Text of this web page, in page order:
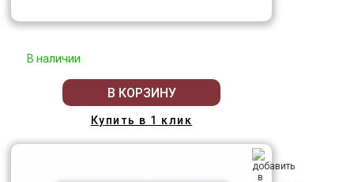
В наличии
В КОРЗИНУ
Купить в 1 клик